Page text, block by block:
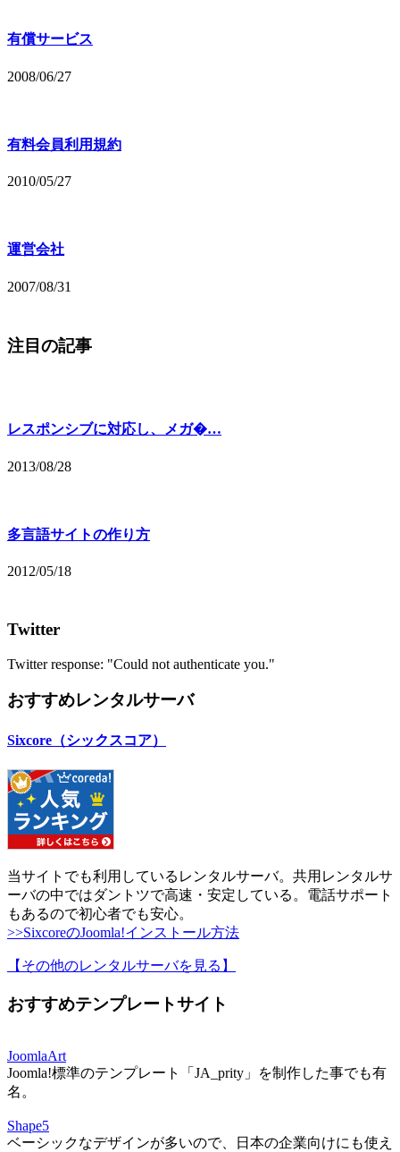
有償サービス
2008/06/27
有料会員利用規約
2010/05/27
運営会社
2007/08/31
注目の記事
レスポンシブに対応し、メガ�…
2013/08/28
多言語サイトの作り方
2012/05/18
Twitter
Twitter response: "Could not authenticate you."
おすすめレンタルサーバ
Sixcore（シックスコア）
当サイトでも利用しているレンタルサーバ。共用レンタルサ
ーバの中ではダントツで高速・安定している。電話サポート
もあるので初心者でも安心。
>>SixcoreのJoomla!インストール方法
【その他のレンタルサーバを見る 】
おすすめテンプレートサイト
JoomlaArt
Joomla!標準のテンプレート「JA_prity」を制作した事でも有
名。
Shape5
ベーシックなデザインが多いので、日本の企業向けにも使え